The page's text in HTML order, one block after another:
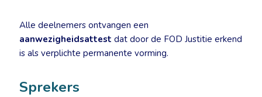
Alle deelnemers ontvangen een
aanwezigheidsattest dat door de FOD Justitie erkend
is als verplichte permanente vorming.
Sprekers